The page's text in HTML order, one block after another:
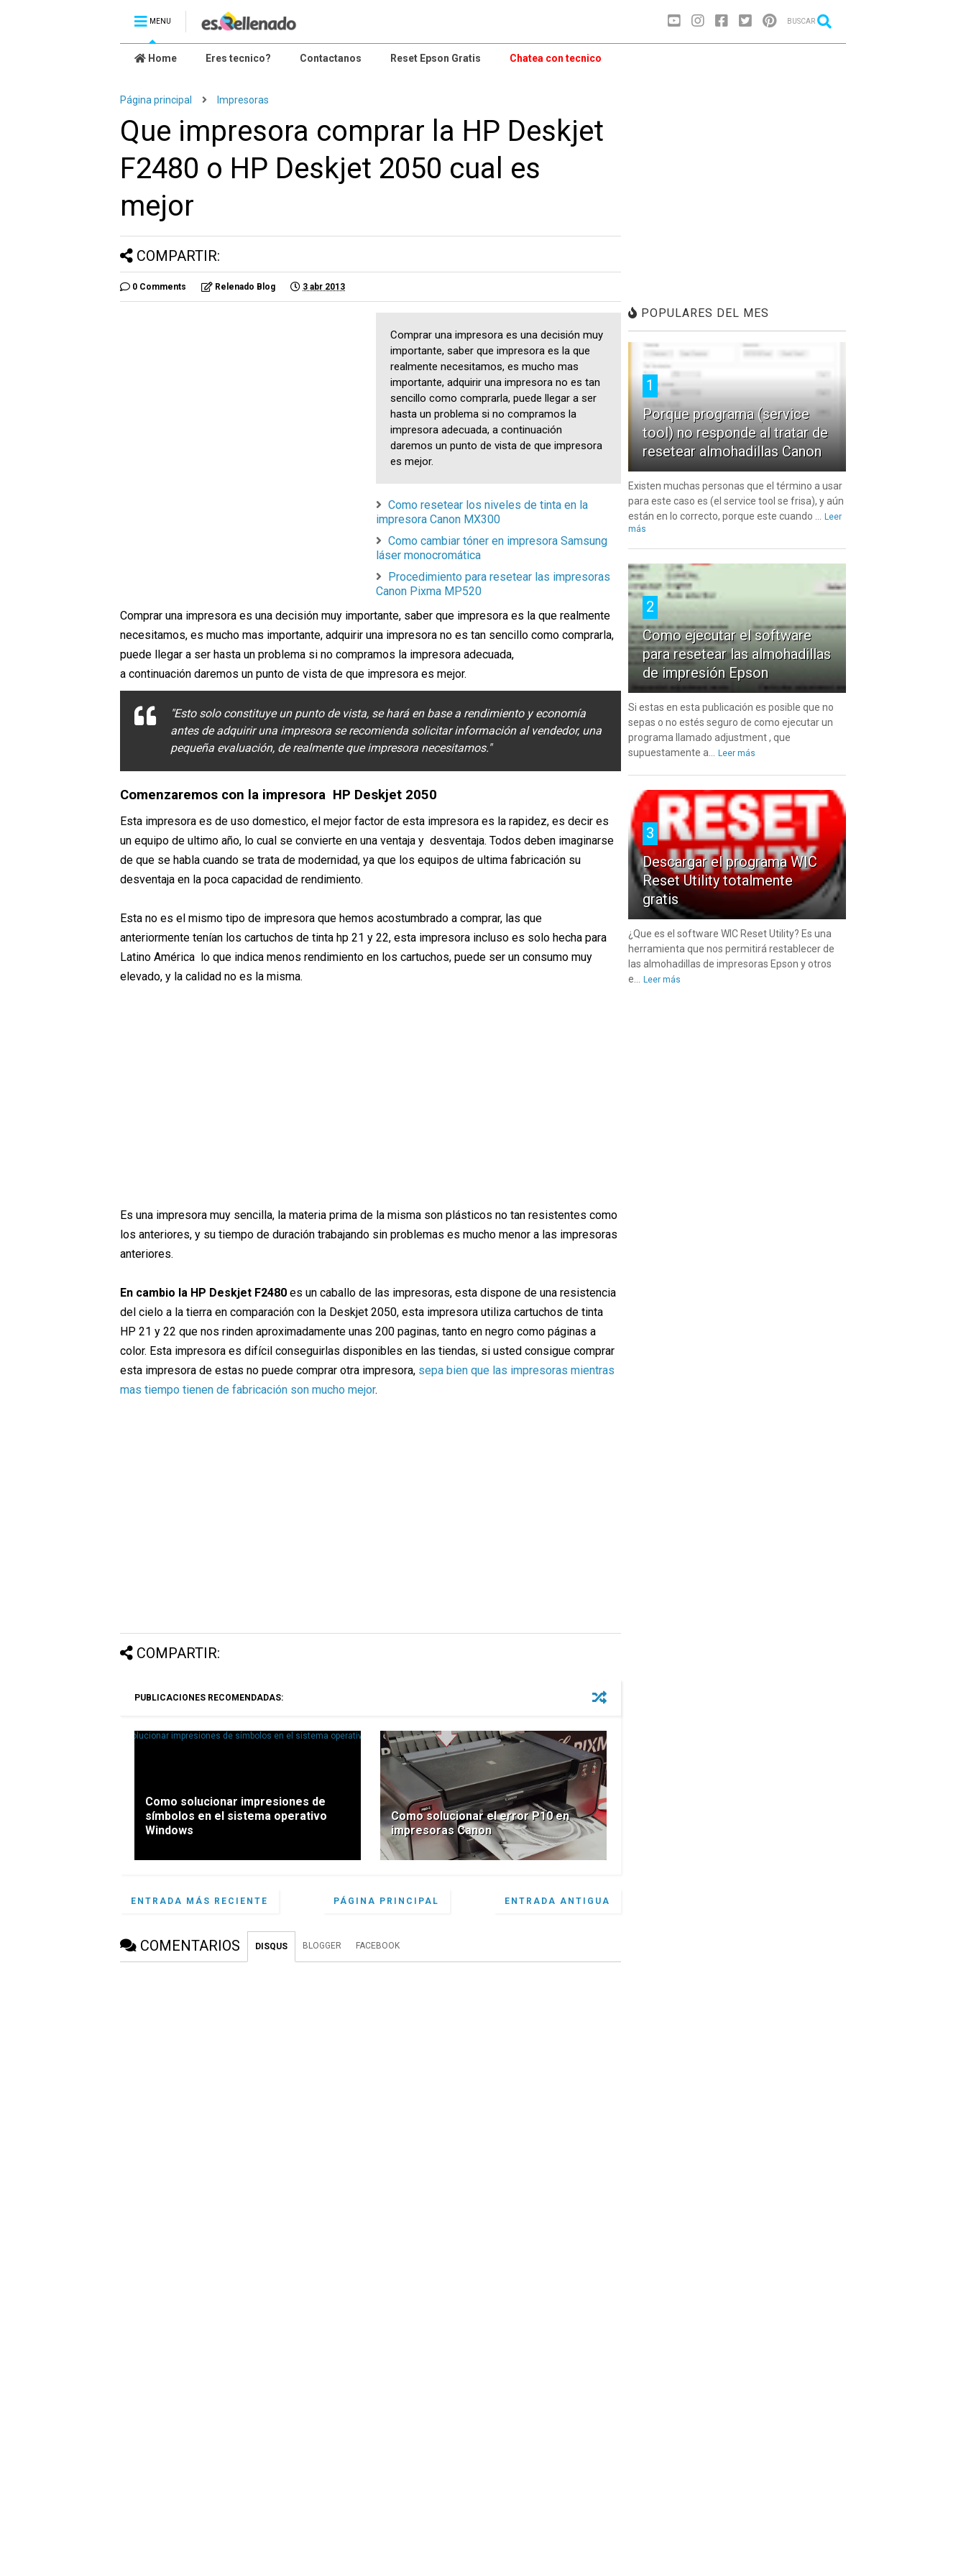
MENU BUSCAR
Home Eres tecnico? Contactanos Reset Epson Gratis Chatea con tecnico
Página principal Impresoras
Que impresora comprar la HP Deskjet
F2480 o HP Deskjet 2050 cual es
mejor
COMPARTIR:
0 Comments Relenado Blog 3 abr 2013
Comprar una impresora es una decisión muy
importante, saber que impresora es la que
realmente necesitamos, es mucho mas
importante, adquirir una impresora no es tan
sencillo como comprarla, puede llegar a ser
hasta un problema si no compramos la
impresora adecuada, a continuación
daremos un punto de vista de que impresora
es mejor.
Como resetear los niveles de tinta en la
impresora Canon MX300
Como cambiar tóner en impresora Samsung
láser monocromática
Procedimiento para resetear las impresoras
Canon Pixma MP520
Comprar una impresora es una decisión muy importante, saber que impresora es la que realmente
necesitamos, es mucho mas importante, adquirir una impresora no es tan sencillo como comprarla,
puede llegar a ser hasta un problema si no compramos la impresora adecuada,
a continuación daremos un punto de vista de que impresora es mejor.
"Esto solo constituye un punto de vista, se hará en base a rendimiento y economía
antes de adquirir una impresora se recomienda solicitar información al vendedor, una
pequeña evaluación, de realmente que impresora necesitamos."
Comenzaremos con la impresora HP Deskjet 2050
Esta impresora es de uso domestico, el mejor factor de esta impresora es la rapidez, es decir es
un equipo de ultimo año, lo cual se convierte en una ventaja y desventaja. Todos deben imaginarse
de que se habla cuando se trata de modernidad, ya que los equipos de ultima fabricación su
desventaja en la poca capacidad de rendimiento.
Esta no es el mismo tipo de impresora que hemos acostumbrado a comprar, las que
anteriormente tenían los cartuchos de tinta hp 21 y 22, esta impresora incluso es solo hecha para
Latino América lo que indica menos rendimiento en los cartuchos, puede ser un consumo muy
elevado, y la calidad no es la misma.
Es una impresora muy sencilla, la materia prima de la misma son plásticos no tan resistentes como
los anteriores, y su tiempo de duración trabajando sin problemas es mucho menor a las impresoras
anteriores.
En cambio la HP Deskjet F2480 es un caballo de las impresoras, esta dispone de una resistencia
del cielo a la tierra en comparación con la Deskjet 2050, esta impresora utiliza cartuchos de tinta
HP 21 y 22 que nos rinden aproximadamente unas 200 paginas, tanto en negro como páginas a
color. Esta impresora es difícil conseguirlas disponibles en las tiendas, si usted consigue comprar
esta impresora de estas no puede comprar otra impresora, sepa bien que las impresoras mientras
mas tiempo tienen de fabricación son mucho mejor.
COMPARTIR:
PUBLICACIONES RECOMENDADAS:
Como solucionar impresiones de
símbolos en el sistema operativo
Windows
Como solucionar el error P10 en
impresoras Canon
ENTRADA MÁS RECIENTE ENTRADA ANTIGUA
PÁGINA PRINCIPAL
COMENTARIOS DISQUS BLOGGER FACEBOOK
POPULARES DEL MES
1
Porque programa (service
tool) no responde al tratar de
resetear almohadillas Canon
Existen muchas personas que el término a usar
para este caso es (el service tool se frisa), y aún
están en lo correcto, porque este cuando ...
Leer
más
2
Como ejecutar el software
para resetear las almohadillas
de impresión Epson
Si estas en esta publicación es posible que no
sepas o no estés seguro de como ejecutar un
programa llamado adjustment , que
supuestamente a...
Leer más
3
Descargar el programa WIC
Reset Utility totalmente
gratis
¿Que es el software WIC Reset Utility? Es una
herramienta que nos permitirá restablecer de
las almohadillas de impresoras Epson y otros
e...
Leer más